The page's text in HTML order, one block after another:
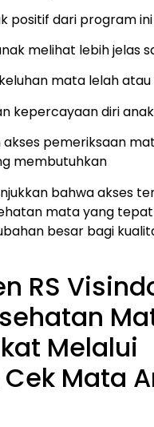
positif dari program
melihat lebih jelas
mata lelah
kepercayaan diri anak
pemeriksaan
membutuhkan
bahwa akses
mata yang
besar bagi
RS
Melalui
Mata